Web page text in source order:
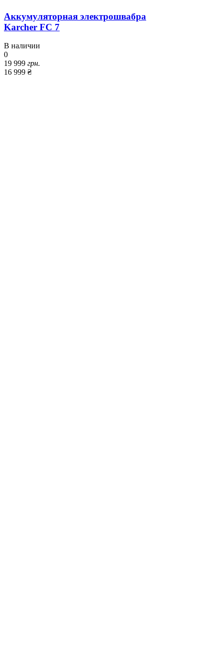
Аккумуляторная электрошвабра
Karcher FC 7
В наличии
0
19 999 грн.
16 999 ₴